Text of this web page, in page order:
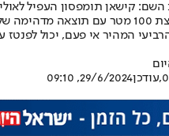
המהיר אי פעם, יכול לפנטז
,עודכן29/6/2024, 09:10